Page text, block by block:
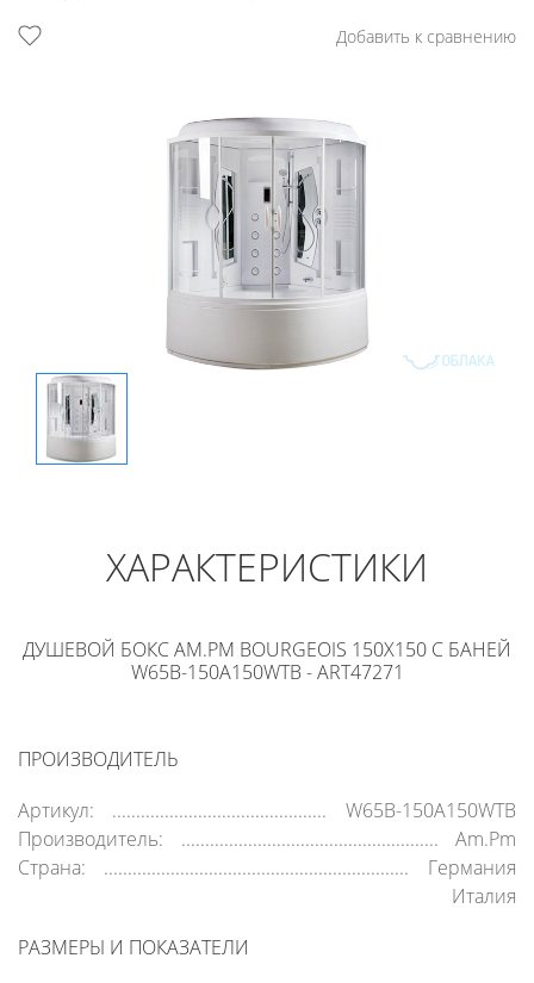
Добавить к сравнению
ХАРАКТЕРИСТИКИ
ДУШЕВОЙ БОКС AM.PM BOURGEOIS 150X150 С БАНЕЙ
W65B-150A150WTB - ART47271
ПРОИЗВОДИТЕЛЬ
Артикул:
W65B-150A150WTB
Производитель:
Am.Pm
Страна:
Германия
Италия
РАЗМЕРЫ И ПОКАЗАТЕЛИ